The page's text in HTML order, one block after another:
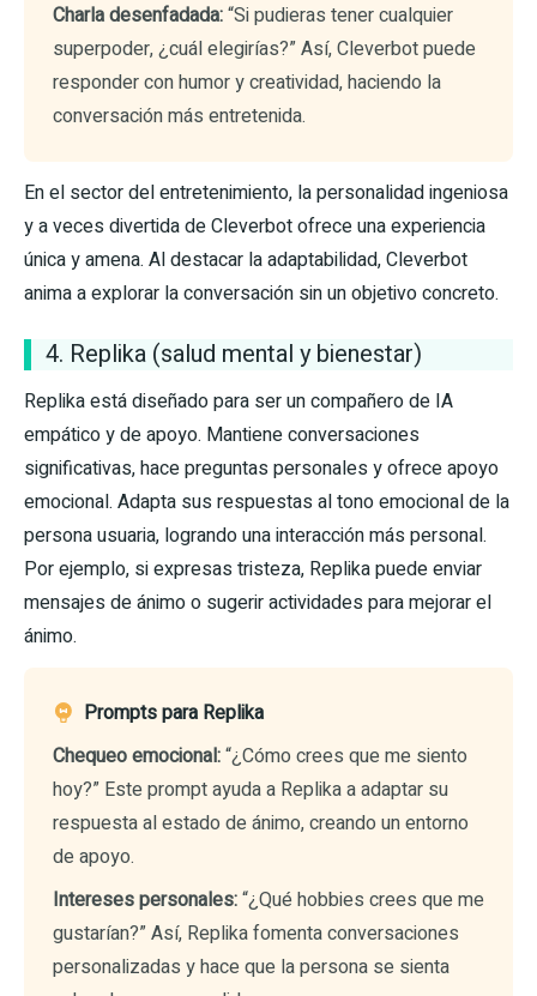
Charla desenfadada:“Si pudieras tener cualquier
superpoder, ¿cuál elegirías?” Así, Cleverbot puede
responder con humor y creatividad, haciendo la
conversación más entretenida.
En el sector del entretenimiento, la personalidad ingeniosa
y a veces divertida de Cleverbot ofrece una experiencia
única y amena. Al destacar la adaptabilidad, Cleverbot
anima a explorar la conversación sin un objetivo concreto.
4. Replika (salud mental y bienestar)
Replika está diseñado para ser un compañero de IA
empático y de apoyo. Mantiene conversaciones
significativas, hace preguntas personales y ofrece apoyo
emocional. Adapta sus respuestas al tono emocional de la
persona usuaria, logrando una interacción más personal.
Por ejemplo, si expresas tristeza, Replika puede enviar
mensajes de ánimo o sugerir actividades para mejorar el
ánimo.
Prompts para Replika
Chequeo emocional:“¿Cómo crees que me siento
hoy?” Este prompt ayuda a Replika a adaptar su
respuesta al estado de ánimo, creando un entorno
de apoyo.
Intereses personales:“¿Qué hobbies crees que me
gustarían?” Así, Replika fomenta conversaciones
personalizadas y hace que la persona se sienta